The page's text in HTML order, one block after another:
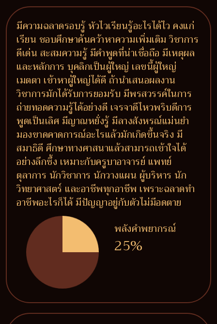
มีความฉลาดรอบรู้ หัวไวเรียนรู้อะไรได้ไว คงแก่
เรียน ชอบศึกษาค้นคว้าหาความเพิ่มเติม วิชาการ
ดีเด่น สะสมความรู้ มีคำพูดที่น่าเชื่อถือ มีเหตุผล
และหลักการ บุคลิกเป็นผู้ใหญ่ เลขนี้ผู้ใหญ่
เมตตา เข้าหาผู้ใหญ่ได้ดี ถ้านำเสนอผลงาน
วิชาการมักได้รับการยอมรับ มีพรสวรรค์ในการ
ถ่ายทอดความรู้ได้อย่างดี เจรจาดีไหวพริบดีการ
พูดเป็นเลิศ มีญาณหยั่งรู้ มีลางสังหรณ์แม่นยำ
มองขาดคาดการณ์อะไรแล้วมักเกิดขึ้นจริง มี
สมาธิดี ศึกษาทางศาสนาแล้วสามารถเข้าใจได้
อย่างลึกซึ้ง เหมาะกับครูบาอาจารย์ แพทย์
ตุลาการ นักวิชาการ นักวางแผน ผู้บริหาร นัก
วิทยาศาสตร์ และอาชีพทุกอาชีพ เพราะฉลาดทำ
อาชีพอะไรก็ได้ มีปัญญาอยู่กับตัวไม่มีอดตาย
พลังคำพยากรณ์
25%